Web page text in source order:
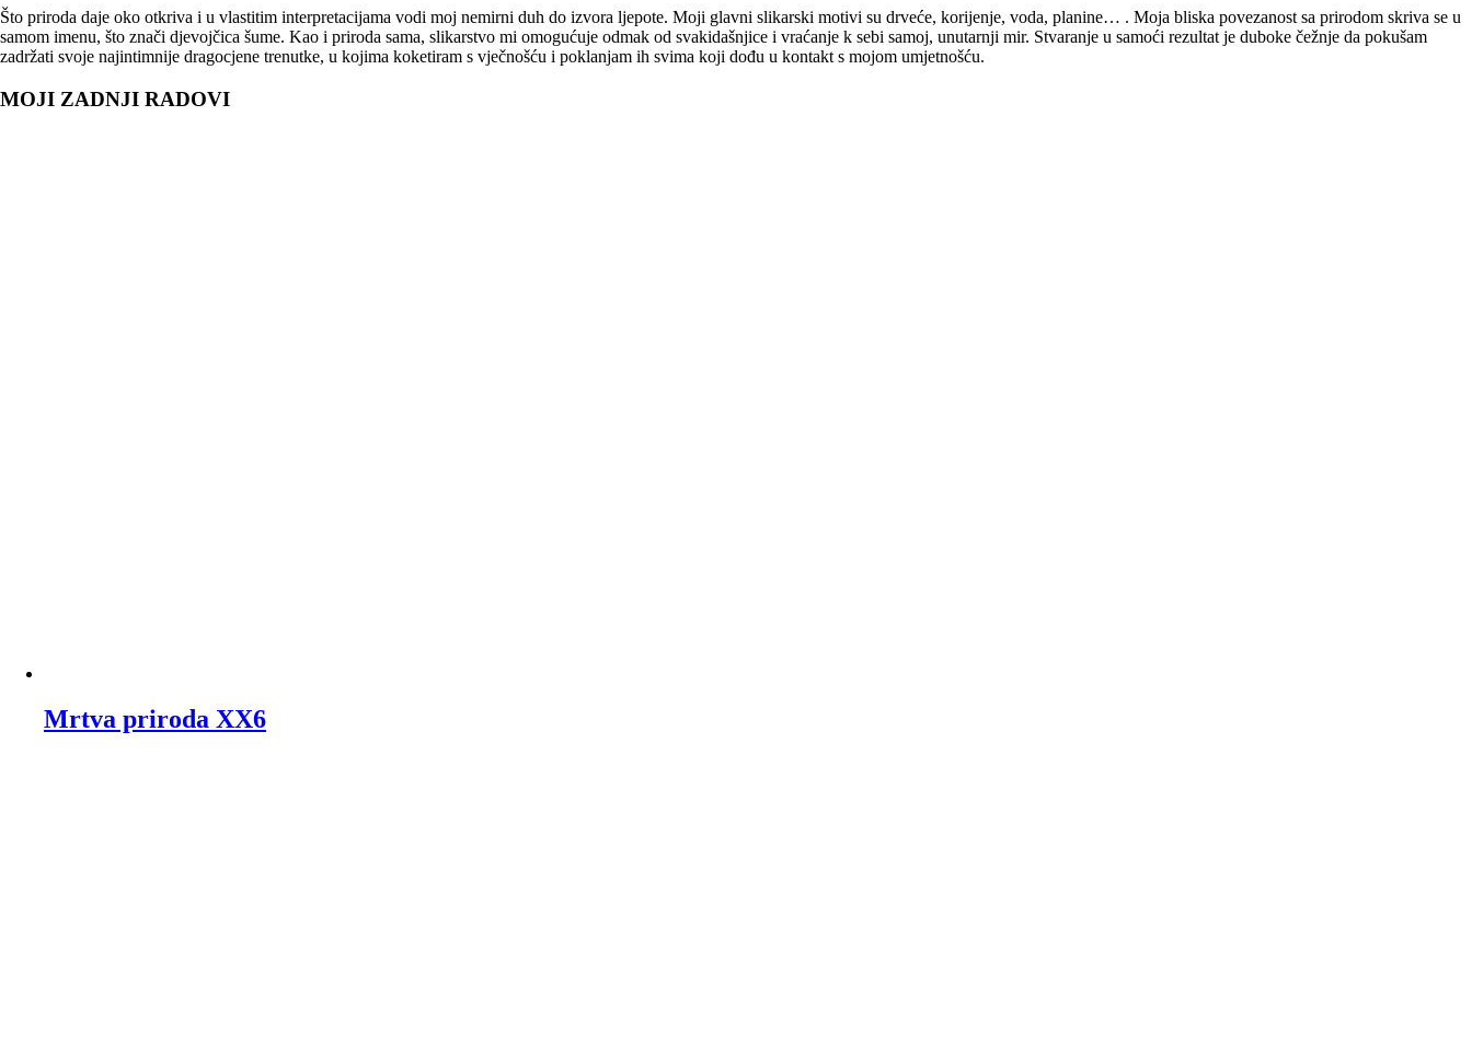
Što priroda daje oko otkriva i u vlastitim interpretacijama vodi moj nemirni duh do izvora ljepote. Moji glavni slikarski motivi su drveće, korijenje, voda, planine… . Moja bliska povezanost sa prirodom skriva se u
samom imenu, što znači djevojčica šume. Kao i priroda sama, slikarstvo mi omogućuje odmak od svakidašnjice i vraćanje k sebi samoj, unutarnji mir. Stvaranje u samoći rezultat je duboke čežnje da pokušam
zadržati svoje najintimnije dragocjene trenutke, u kojima koketiram s vječnošću i poklanjam ih svima koji dođu u kontakt s mojom umjetnošću.
MOJI ZADNJI RADOVI
Mrtva priroda XX6